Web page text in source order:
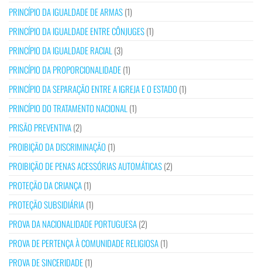
PRINCÍPIO DA IGUALDADE DE ARMAS(1)
PRINCÍPIO DA IGUALDADE ENTRE CÔNJUGES(1)
PRINCÍPIO DA IGUALDADE RACIAL (3)
PRINCÍPIO DA PROPORCIONALIDADE(1)
PRINCÍPIO DA SEPARAÇÃO ENTRE A IGREJA E O ESTADO (1)
PRINCÍPIO DO TRATAMENTO NACIONAL (1)
PRISÃO PREVENTIVA(2)
PROIBIÇÃO DA DISCRIMINAÇÃO (1)
PROIBIÇÃO DE PENAS ACESSÓRIAS AUTOMÁTICAS(2)
PROTEÇÃO DA CRIANÇA(1)
PROTEÇÃO SUBSIDIÁRIA(1)
PROVA DA NACIONALIDADE PORTUGUESA(2)
PROVA DE PERTENÇA À COMUNIDADE RELIGIOSA(1)
PROVA DE SINCERIDADE(1)